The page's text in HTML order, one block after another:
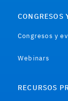
CONGRESOS
Congresos y
Webinars
RECURSOS